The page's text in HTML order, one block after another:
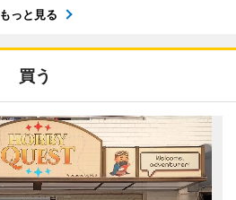
もっと見る
買う